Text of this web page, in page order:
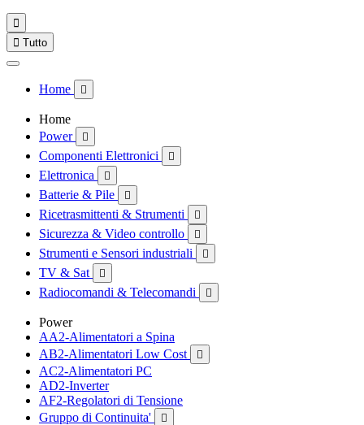

 Tutto
Home 
Home
Power

Componenti Elettronici 
Elettronica 
Batterie & Pile 
Ricetrasmittenti & Strumenti 
Sicurezza & Video controllo 
Strumenti e Sensori industriali 
TV & Sat 
Radiocomandi & Telecomandi 
Power
AA2-Alimentatori a Spina
AB2-Alimentatori Low Cost

AC2-Alimentatori PC
AD2-Inverter
AF2-Regolatori di Tensione
Gruppo di Continuita'
